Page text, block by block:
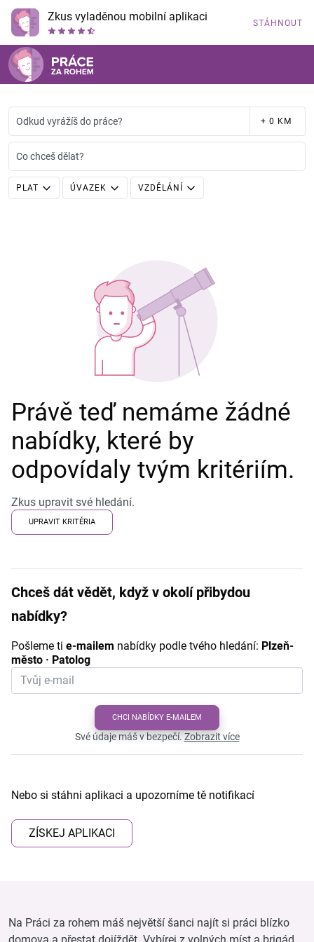
Zkus vyladěnou mobilní aplikaci STÁHNOUT
Odkud vyrážíš do práce? + 0 KM
Co chceš dělat?
PLAT ÚVAZEK VZDĚLÁNÍ
Právě teď nemáme žádné
nabídky, které by
odpovídaly tvým kritériím.
Zkus upravit své hledání.
UPRAVIT KRITÉRIA
Chceš dát vědět, když v okolí přibydou
nabídky?
Pošleme ti e-mailem nabídky podle tvého hledání: Plzeň-
město · Patolog
CHCI NABÍDKY E-MAILEM
Své údaje máš v bezpečí.Zobrazit více
Nebo si stáhni aplikaci a upozorníme tě notifikací
ZÍSKEJ APLIKACI
Na Práci za rohem máš největší šanci najít si práci blízko
domova a přestat dojíždět. Vybírej z volných míst a brigád